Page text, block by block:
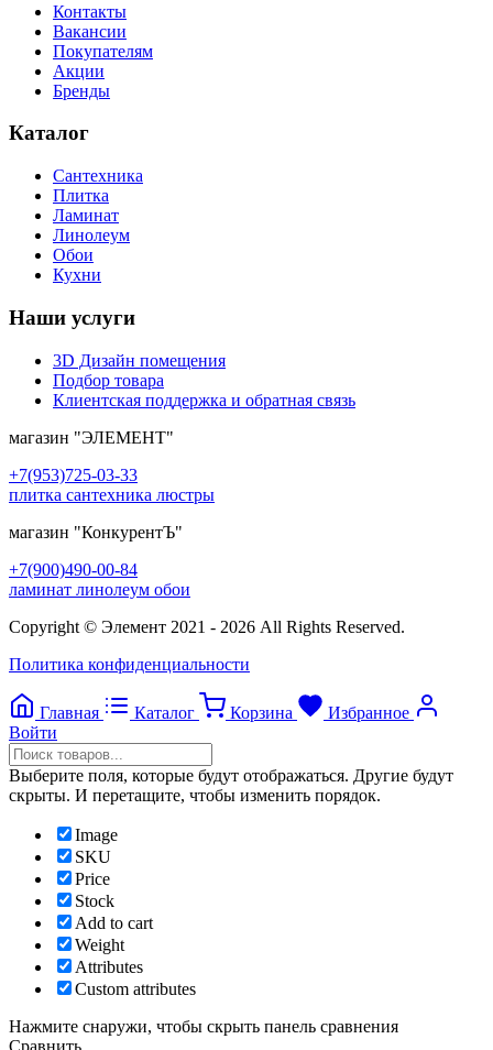
Контакты
Вакансии
Покупателям
Акции
Бренды
Каталог
Сантехника
Плитка
Ламинат
Линолеум
Обои
Кухни
Наши услуги
3D Дизайн помещения
Подбор товара
Клиентская поддержка и обратная связь
магазин "ЭЛЕМЕНТ"
+7(953)725-03-33
плитка сантехника люстры
магазин "КонкурентЪ"
+7(900)490-00-84
ламинат линолеум обои
Copyright © Элемент 2021 - 2026 All Rights Reserved.
Политика конфиденциальности
Главная Каталог Корзина
Избранное
Войти
Выберите поля, которые будут отображаться. Другие будут
скрыты. И перетащите, чтобы изменить порядок.
Image
SKU
Price
Stock
Add to cart
Weight
Attributes
Custom attributes
Нажмите снаружи, чтобы скрыть панель сравнения
Сравнить